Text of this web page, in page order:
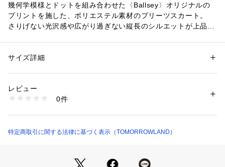
幾何学模様とドットを組み合わせた〈Ballsey〉オリジナルの
プリントを施した、ポリエステル素材のプリーツスカート。
さりげない光沢感や広がり過ぎない縦長のシルエットが上品な
一着。
ミニマルなトップスをタックインした着こなしはもちろん、今
季はざっくりとしたニットとのコーディネートもおすすめで
2018AW商品
性別：レディース
素材：表地：ポリエステル100％　裏地：キュプラ
洗濯：手洗い、漂白不可、タンブル乾燥不可、自然乾燥、アイロン仕上げ
可、ドライ可、ウエットクリーニング可
商品番号：1095000000745 （モール）
サイズ詳細
レビュー
0件
特定商取引に関する法律に基づく表示（TOMORROWLAND）